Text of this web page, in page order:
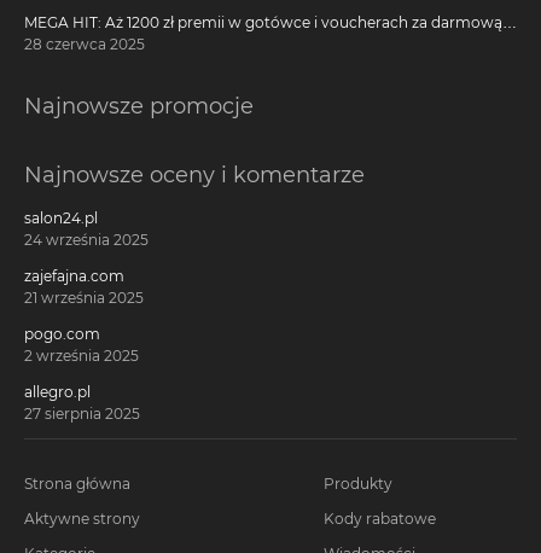
MEGA HIT: Aż 1200 zł premii w gotówce i voucherach za darmową
kartę kredytową Citi Simplicity
28 czerwca 2025
Najnowsze promocje
Najnowsze oceny i komentarze
salon24.pl
24 września 2025
zajefajna.com
21 września 2025
pogo.com
2 września 2025
allegro.pl
27 sierpnia 2025
Strona główna
Aktywne strony
Produkty
Kody rabatowe